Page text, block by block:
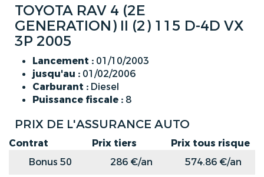
TOYOTA RAV 4 (2E
GENERATION) II (2) 115 D-4D VX
3P 2005
Lancement : 01/10/2003
jusqu'au : 01/02/2006
Carburant : Diesel
Puissance fiscale : 8
PRIX DE L'ASSURANCE AUTO
Contrat Prix tiers
Prix tous risque
Bonus 50
286 €/an
574.86 €/an